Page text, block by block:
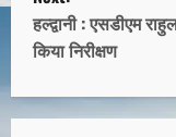
हल्द्वानी : एसडीएम
किया निरीक्षण